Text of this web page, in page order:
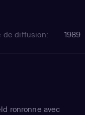
de diffusion: 1989
ronronne avec